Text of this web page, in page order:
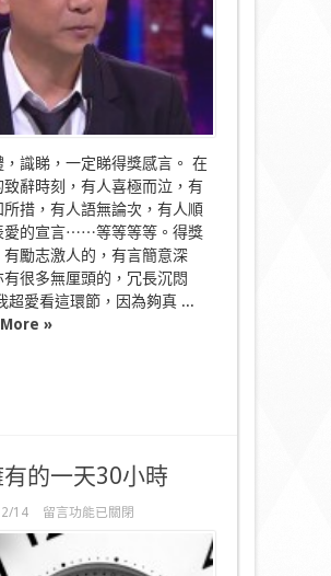
你，
度
再
度
灑
淚
兒…〉
中
，識睇，一定睇得獎感言。 在
致辭時刻，有人喜極而泣，有
所措，有人語無論次，有人順
愛的宣言⋯⋯等等等等。得獎
有勵志激人的，有言簡意深
有很多無厘頭的，冗長沉悶
超愛看這環節，因為夠真 ...
»
的一天30小時
14
在
〈我
有
留言功能已關閉